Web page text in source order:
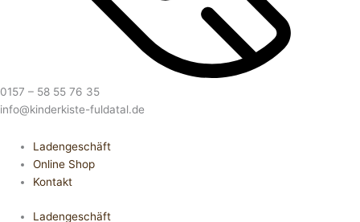
0157 – 58 55 76 35
info@kinderkiste-fuldatal.de
Ladengeschäft
Online Shop
Kontakt
Ladengeschäft